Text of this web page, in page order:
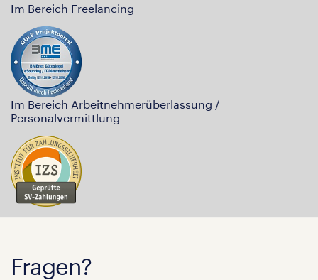
Im Bereich Freelancing
Im Bereich Arbeitnehmerüberlassung /
Personalvermittlung
Fragen?